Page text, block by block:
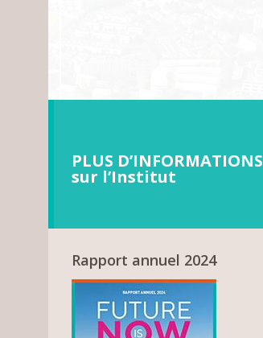
PLUS D’INFORMATIONS
sur l’Institut
Rapport annuel 2024